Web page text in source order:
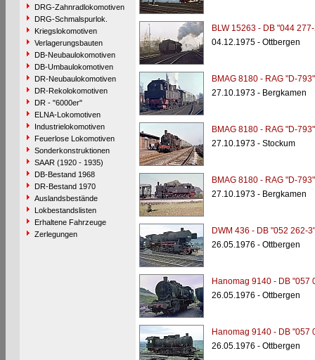
DRG-Zahnradlokomotiven
DRG-Schmalspurlok.
Kriegslokomotiven
Verlagerungsbauten
DB-Neubaulokomotiven
DB-Umbaulokomotiven
DR-Neubaulokomotiven
DR-Rekolokomotiven
DR - "6000er"
ELNA-Lokomotiven
Industrielokomotiven
Feuerlose Lokomotiven
Sonderkonstruktionen
SAAR (1920 - 1935)
DB-Bestand 1968
DR-Bestand 1970
Auslandsbestände
Lokbestandslisten
Erhaltene Fahrzeuge
Zerlegungen
BLW 15263 - DB "044
04.12.1975 - Ottbergen
BMAG 8180 - RAG "D-793"
27.10.1973 - Bergkamen
BMAG 8180 - RAG "D-793"
27.10.1973 - Stockum
BMAG 8180 - RAG "D-793"
27.10.1973 - Bergkamen
DWM 436 - DB "052 262-3"
26.05.1976 - Ottbergen
Hanomag 9140 - DB "057
26.05.1976 - Ottbergen
Hanomag 9140 - DB "057
26.05.1976 - Ottbergen